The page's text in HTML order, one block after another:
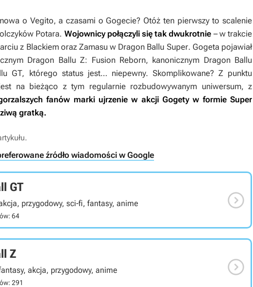
o Vegito, a czasami o Gogecie? Otóż ten pierwszy to scalenie
Potara. Wojownicy połączyli się tak dwukrotnie – w trakcie
z Blackiem oraz Zamasu w Dragon Ballu Super. Gogeta pojawiał
Dragon Ballu Z: Fusion Reborn, kanonicznym Dragon Ballu
GT, którego status jest… niepewny. Skomplikowane? Z punktu
na bieżąco z tym regularnie rozbudowywanym uniwersum, z
fanów marki ujrzenie w akcji Gogety w formie Super
gratką.
źródło wiadomości w Google
GT
przygodowy, sci-fi, fantasy, anime
64

Z
akcja, przygodowy, anime
291
